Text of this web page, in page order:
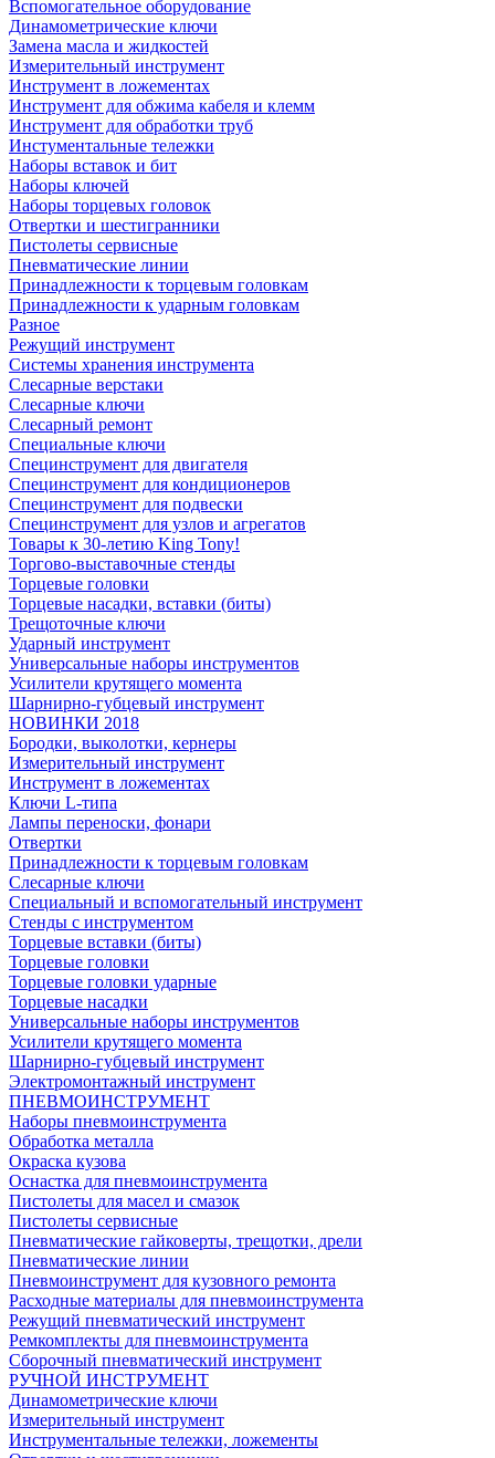
Вспомогательное оборудование
Динамометрические ключи
Замена масла и жидкостей
Измерительный инструмент
Инструмент в ложементах
Инструмент для обжима кабеля и клемм
Инструмент для обработки труб
Инстументальные тележки
Наборы вставок и бит
Наборы ключей
Наборы торцевых головок
Отвертки и шестигранники
Пистолеты сервисные
Пневматические линии
Принадлежности к торцевым головкам
Принадлежности к ударным головкам
Разное
Режущий инструмент
Системы хранения инструмента
Слесарные верстаки
Слесарные ключи
Слесарный ремонт
Специальные ключи
Специнструмент для двигателя
Специнструмент для кондиционеров
Специнструмент для подвески
Специнструмент для узлов и агрегатов
Товары к 30-летию King Tony!
Торгово-выставочные стенды
Торцевые головки
Торцевые насадки, вставки (биты)
Трещоточные ключи
Ударный инструмент
Универсальные наборы инструментов
Усилители крутящего момента
Шарнирно-губцевый инструмент
НОВИНКИ 2018
Бородки, выколотки, кернеры
Измерительный инструмент
Инструмент в ложементах
Ключи L-типа
Лампы переноски, фонари
Отвертки
Принадлежности к торцевым головкам
Слесарные ключи
Специальный и вспомогательный инструмент
Стенды с инструментом
Торцевые вставки (биты)
Торцевые головки
Торцевые головки ударные
Торцевые насадки
Универсальные наборы инструментов
Усилители крутящего момента
Шарнирно-губцевый инструмент
Электромонтажный инструмент
ПНЕВМОИНСТРУМЕНТ
Наборы пневмоинструмента
Обработка металла
Окраска кузова
Оснастка для пневмоинструмента
Пистолеты для масел и смазок
Пистолеты сервисные
Пневматические гайковерты, трещотки, дрели
Пневматические линии
Пневмоинструмент для кузовного ремонта
Расходные материалы для пневмоинструмента
Режущий пневматический инструмент
Ремкомплекты для пневмоинструмента
Сборочный пневматический инструмент
РУЧНОЙ ИНСТРУМЕНТ
Динамометрические ключи
Измерительный инструмент
Инструментальные тележки, ложементы